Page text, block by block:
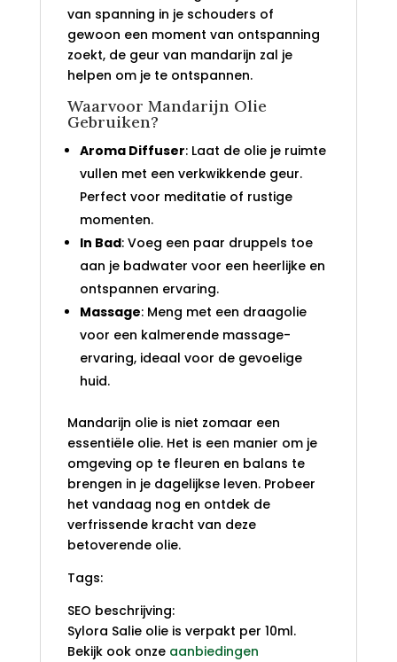
van spanning in je schouders of
gewoon een moment van ontspanning
zoekt, de geur van mandarijn zal je
helpen om je te ontspannen.
Waarvoor Mandarijn Olie
Gebruiken?
Aroma Diffuser: Laat de olie je ruimte
vullen met een verkwikkende geur.
Perfect voor meditatie of rustige
momenten.
In Bad: Voeg een paar druppels toe
aan je badwater voor een heerlijke en
ontspannen ervaring.
Massage: Meng met een draagolie
voor een kalmerende massage-
ervaring, ideaal voor de gevoelige
huid.
Mandarijn olie is niet zomaar een
essentiële olie. Het is een manier om je
omgeving op te fleuren en balans te
brengen in je dagelijkse leven. Probeer
het vandaag nog en ontdek de
verfrissende kracht van deze
betoverende olie.
Tags:
SEO beschrijving:
Sylora Salie olie is verpakt per 10ml.
Bekijk ook onze aanbiedingen